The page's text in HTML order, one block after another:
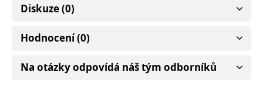
Diskuze (0)
Hodnocení (0)
Na otázky odpovídá náš tým odborníků